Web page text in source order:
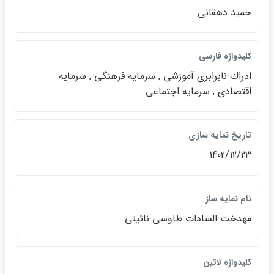
حميد دهقاني
كليدواژه فارسي
ادراك نابرابري آموزشي , سرمايه فرهنگي , سرمايه
اقتصادي , سرمايه اجتماعي
تاريخ نمايه سازي
1402/12/23
نام نمايه ساز
مهدخت السادات طاوسي نائيني
كليدواژه لاتين